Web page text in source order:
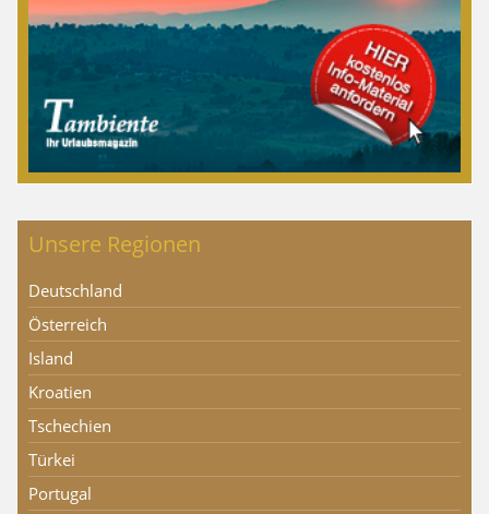
Unsere Regionen
Deutschland
Österreich
Island
Kroatien
Tschechien
Türkei
Portugal